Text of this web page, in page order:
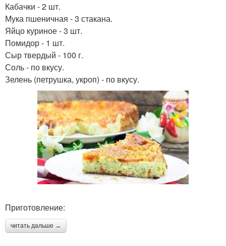
Кабачки - 2 шт.
Мука пшеничная - 3 стакана.
Яйцо куриное - 3 шт.
Помидор - 1 шт.
Сыр твердый - 100 г.
Соль - по вкусу.
Зелень (петрушка, укроп) - по вкусу.
Приготовление:
читать дальше →